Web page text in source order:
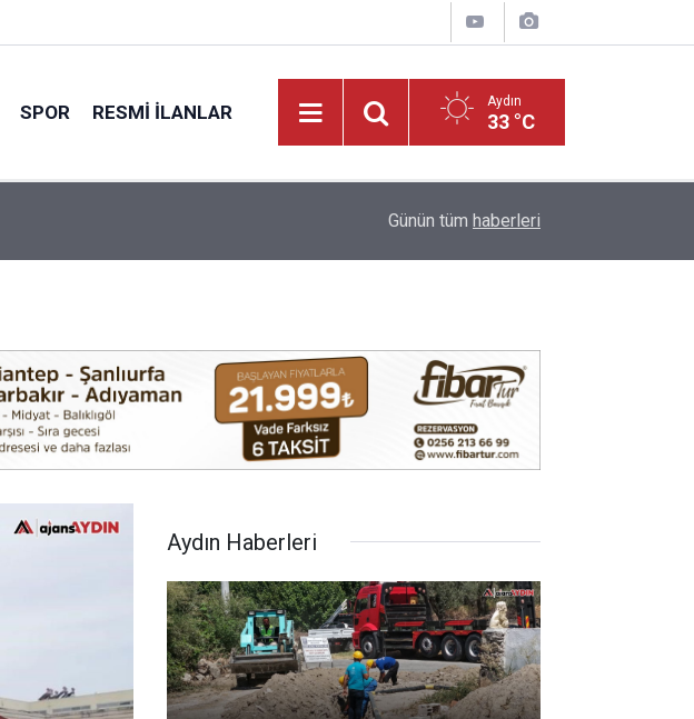
SPOR RESMI İLANLAR Aydın
33 °C
Didim’de yaz konserleri vatandaşları
Günün tüm haberleri
Aydın Haberleri